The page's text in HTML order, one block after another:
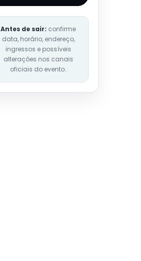
Antes de sair: confirme
data, horário, endereço,
ingressos e possíveis
alterações nos canais
oficiais do evento.